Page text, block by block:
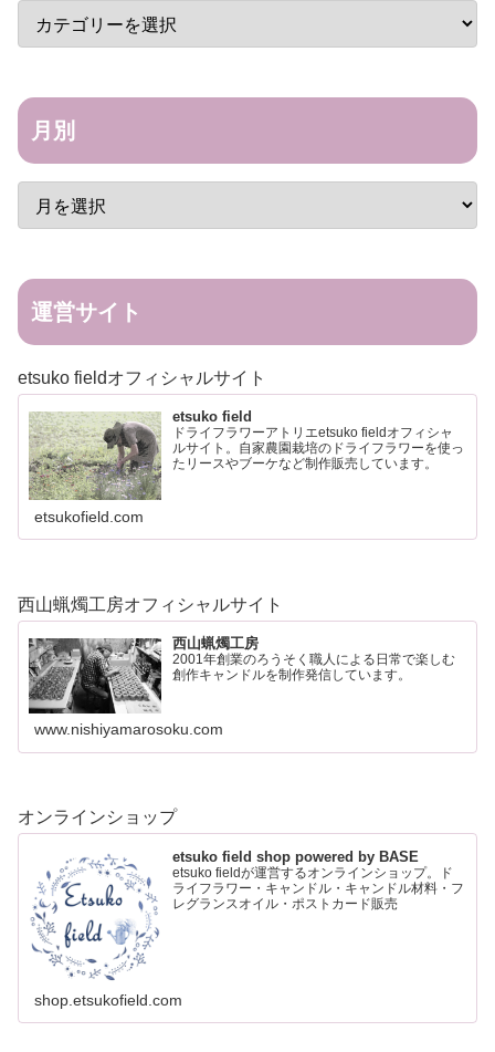
月別
運営サイト
etsuko fieldオフィシャルサイト
etsuko field
ドライフラワーアトリエetsuko fieldオフィシャ
ルサイト。自家農園栽培のドライフラワーを使っ
たリースやブーケなど制作販売しています。
etsukofield.com
西山蝋燭工房オフィシャルサイト
西山蝋燭工房
2001年創業のろうそく職人による日常で楽しむ
創作キャンドルを制作発信しています。
www.nishiyamarosoku.com
オンラインショップ
etsuko field shop powered by BASE
etsuko fieldが運営するオンラインショップ。ド
ライフラワー・キャンドル・キャンドル材料・フ
レグランスオイル・ポストカード販売
shop.etsukofield.com